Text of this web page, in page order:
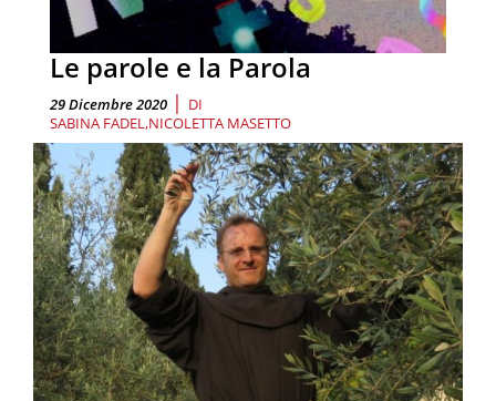
Le parole e la Parola
29 Dicembre 2020 | DI
SABINA FADEL NICOLETTA MASETTO